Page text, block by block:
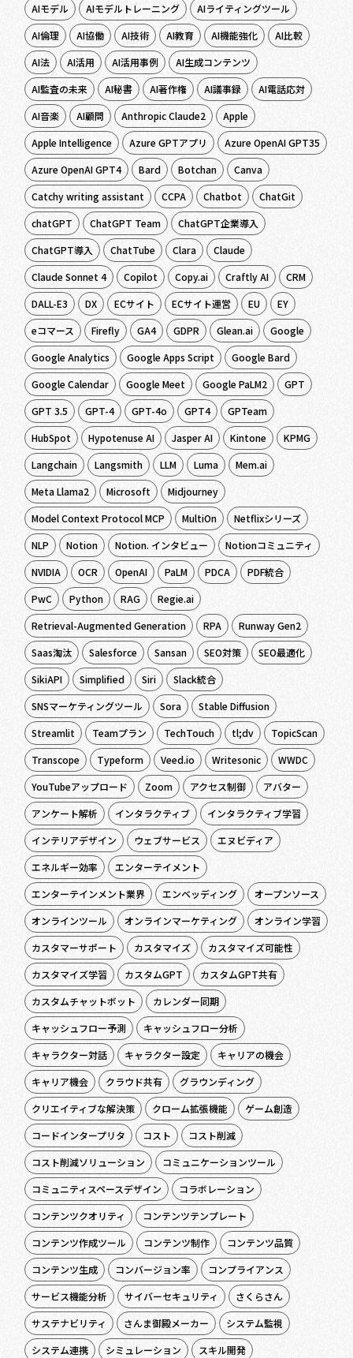
AIモデル
AIモデルトレーニング
AIライティングツール
AI倫理
AI協働 AI技術 AI教育 AI機能強化
AI比較
AI法
AI活用 AI活用事例
AI生成コンテンツ
AI監査の未来
AI秘書 AI著作権 AI議事録
AI電話応対
AI音楽
AI顧問 Anthropic Claude2
Apple
Apple Intelligence
Azure GPTアプリ
Azure OpenAI GPT35
Azure OpenAI GPT4
Bard Botchan
Canva
Catchy writing assistant
CCPA Chatbot
ChatGit
chatGPT
ChatGPT Team
ChatGPT企業導入
ChatGPT導入
ChatTube Clara
Claude
Claude Sonnet 4
Copilot Copy.ai Craftly AI
CRM
DALL-E3
DX ECサイト ECサイト運営 EU
EY
eコマース
Firefly GA4 GDPR Glean.ai
Google
Google Analytics
Google Apps Script
Google Bard
Google Calendar
Google Meet Google PaLM2
GPT
GPT 3.5
GPT-4 GPT-4o GPT4
GPTeam
HubSpot
Hypotenuse AI Jasper AI Kintone
KPMG
Langchain
Langsmith LLM Luma
Mem.ai
Meta Llama2
Microsoft
Midjourney
Model Context Protocol MCP
MultiOn
Netflixシリーズ
NLP
Notion Notion. インタビュー
Notionコミュニティ
NVIDIA
OCR OpenAI PaLM PDCA
PDF統合
PwC
Python RAG
Regie.ai
Retrieval-Augmented Generation
RPA
Runway Gen2
Saas淘汰
Salesforce Sansan SEO対策
SEO最適化
SikiAPI
Simplified Siri
Slack統合
SNSマーケティングツール
Sora
Stable Diffusion
Streamlit
Teamプラン TechTouch tl;dv
TopicScan
Transcope
Typeform Veed.io Writesonic
WWDC
YouTubeアップロード
Zoom アクセス制御
アバター
アンケート解析
インタラクティブ
インタラクティブ学習
インテリアデザイン
ウェブサービス
エヌビディア
エネルギー効率
エンターテイメント
エンターテインメント業界
エンベッディング
オープンソース
オンラインツール
オンラインマーケティング
オンライン学習
カスタマーサポート
カスタマイズ
カスタマイズ可能性
カスタマイズ学習
カスタムGPT
カスタムGPT共有
カスタムチャットボット
カレンダー同期
キャッシュフロー予測
キャッシュフロー分析
キャラクター対話
キャラクター設定
キャリアの機会
キャリア機会
クラウド共有
グラウンディング
クリエイティブな解決策
クローム拡張機能
ゲーム創造
コードインタープリタ
コスト
コスト削減
コスト削減ソリューション
コミュニケーションツール
コミュニティスペースデザイン
コラボレーション
コンテンツクオリティ
コンテンツテンプレート
コンテンツ作成ツール
コンテンツ制作
コンテンツ品質
コンテンツ生成
コンバージョン率
コンプライアンス
サービス機能分析
サイバーセキュリティ
さくらさん
サステナビリティ
さんま御殿メーカー
システム監視
システム連携
シミュレーション スキル開発